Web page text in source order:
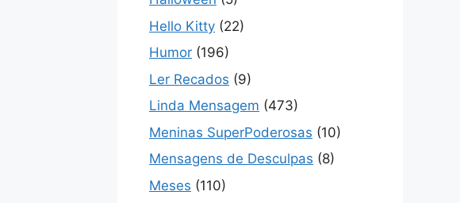
Hello Kitty (22)
Humor (196)
Ler Recados (9)
Linda Mensagem (473)
Meninas SuperPoderosas (10)
Mensagens de Desculpas (8)
Meses (110)